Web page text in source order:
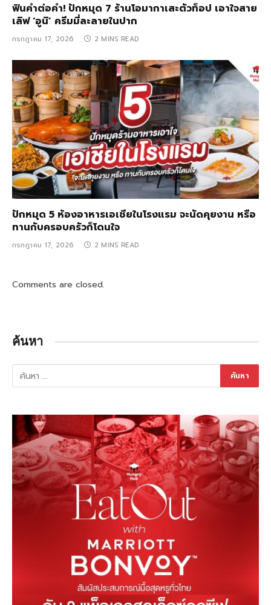
ฟินคำต่อคำ! ปักหมุด 7 ร้านโอมากาเสะตัวท็อป เอาใจสาย
เลิฟ ‘อูนิ’ ครีมมี่ละลายในปาก
กรกฎาคม 17, 2026 2 MINS READ
ปักหมุด 5 ห้องอาหารเอเชียในโรงแรม จะนัดคุยงาน หรือ
ทานกับครอบครัวก็โดนใจ
กรกฎาคม 17, 2026 2 MINS READ
Comments are closed.
ค้นหา